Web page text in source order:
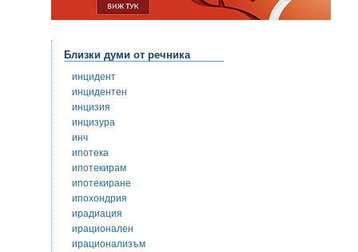
Близки думи от речника
инцидент
инцидентен
инцизия
инцизура
инч
ипотека
ипотекирам
ипотекиране
ипохондрия
ирадиация
ирационален
ирационализъм